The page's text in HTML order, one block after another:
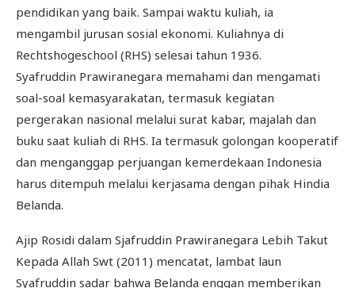
pendidikan yang baik. Sampai waktu kuliah, ia
mengambil jurusan sosial ekonomi. Kuliahnya di
Rechtshogeschool (RHS) selesai tahun 1936.
Syafruddin Prawiranegara memahami dan mengamati
soal-soal kemasyarakatan, termasuk kegiatan
pergerakan nasional melalui surat kabar, majalah dan
buku saat kuliah di RHS. Ia termasuk golongan kooperatif
dan menganggap perjuangan kemerdekaan Indonesia
harus ditempuh melalui kerjasama dengan pihak Hindia
Belanda.
Ajip Rosidi dalam Sjafruddin Prawiranegara Lebih Takut
Kepada Allah Swt (2011) mencatat, lambat laun
Syafruddin sadar bahwa Belanda enggan memberikan